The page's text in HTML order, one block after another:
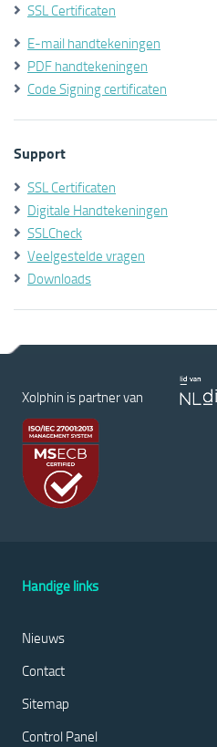
SSL Certificaten
E-mail handtekeningen
PDF handtekeningen
Code Signing certificaten
Support
SSL Certificaten
Digitale Handtekeningen
SSLCheck
Veelgestelde vragen
Downloads
Xolphin is partner van
Handige links
Nieuws
Contact
Sitemap
Control Panel